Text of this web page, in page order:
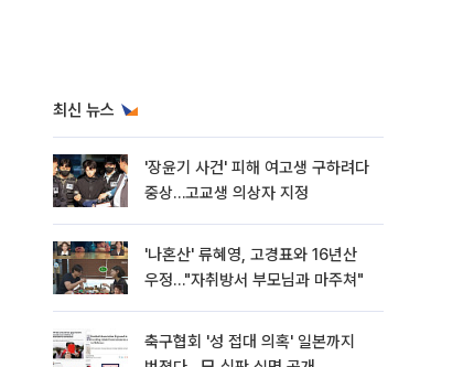
최신 뉴스
'장윤기 사건' 피해 여고생 구하려다
중상…고교생 의상자 지정
'나혼산' 류혜영, 고경표와 16년산
우정…"자취방서 부모님과 마주쳐"
축구협회 '성 접대 의혹' 일본까지